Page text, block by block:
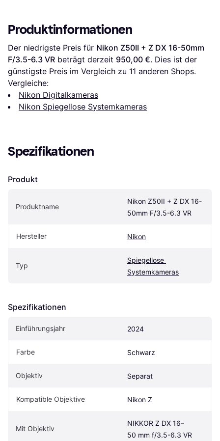
Produktinformationen
Der niedrigste Preis für Nikon Z50II + Z DX 16-50mm
F/3.5-6.3 VR beträgt derzeit 950,00 €. Dies ist der
günstigste Preis im Vergleich zu 11 anderen Shops.
Vergleiche:
Nikon Digitalkameras
Nikon Spiegellose Systemkameras
Spezifikationen
Produkt
Produktname
Nikon Z50II + Z DX 16-
50mm F/3.5-6.3 VR
Hersteller Nikon
Typ
Spiegellose
Systemkameras
Spezifikationen
Einführungsjahr 2024
Farbe Schwarz
Objektiv Separat
Kompatible Objektive Nikon Z
Mit Objektiv
NIKKOR Z DX 16–
50 mm f/3.5-6.3 VR